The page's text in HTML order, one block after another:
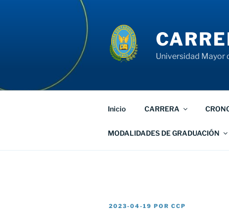
Universidad Mayor
Inicio CARRERA
MODALIDADES DE GRADUACIÓN
PUBLICADO
2023-04-19 POR CCP